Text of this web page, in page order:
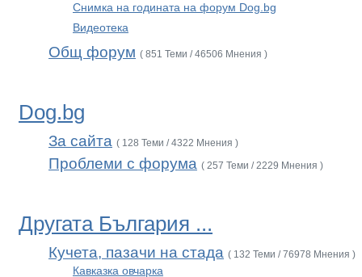
Снимка на годината на форум Dog.bg
Видеотека
Общ форум ( 851 Теми / 46506 Мнения )
Dog.bg
За сайта ( 128 Теми / 4322 Мнения )
Проблеми с форума ( 257 Теми / 2229 Мнения )
Другата България ...
Кучета, пазачи на стада ( 132 Теми / 76978 Мнения )
Кавказка овчарка